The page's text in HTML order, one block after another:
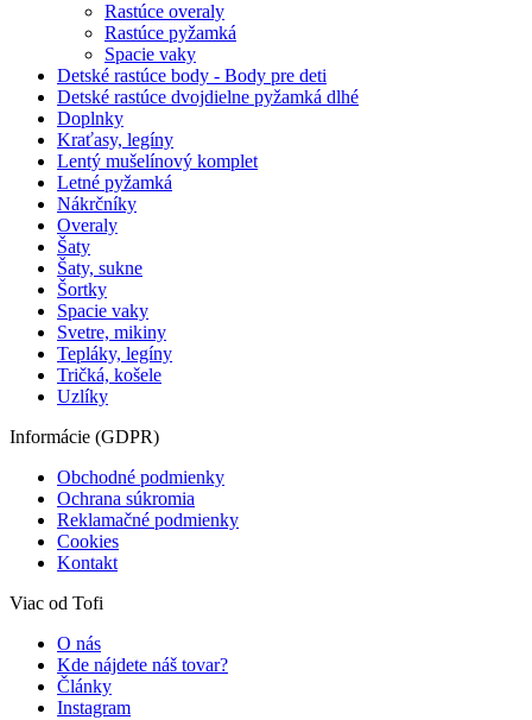
Rastúce overaly
Rastúce pyžamká
Spacie vaky
Detské rastúce body - Body pre deti
Detské rastúce dvojdielne pyžamká dlhé
Doplnky
Kraťasy, legíny
Lentý mušelínový komplet
Letné pyžamká
Nákrčníky
Overaly
Šaty
Šaty, sukne
Šortky
Spacie vaky
Svetre, mikiny
Tepláky, legíny
Tričká, košele
Uzlíky
Informácie (GDPR)
Obchodné podmienky
Ochrana súkromia
Reklamačné podmienky
Cookies
Kontakt
Viac od Tofi
O nás
Kde nájdete náš tovar?
Články
Instagram